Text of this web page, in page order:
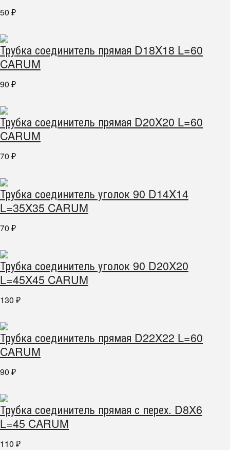
50 ₽
Трубка соединитель прямая D18X18 L=60
CARUM
90 ₽
Трубка соединитель прямая D20X20 L=60
CARUM
70 ₽
Трубка соединитель уголок 90 D14X14
L=35X35 CARUM
70 ₽
Трубка соединитель уголок 90 D20X20
L=45X45 CARUM
130 ₽
Трубка соединитель прямая D22X22 L=60
CARUM
90 ₽
Трубка соединитель прямая с перех. D8X6
L=45 CARUM
110 ₽